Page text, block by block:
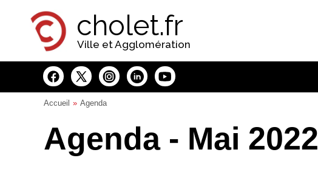
cholet.fr
Ville et Agglomération
Accueil Agenda
Agenda - Mai 2022